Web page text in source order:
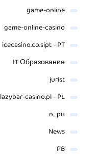
game-online
game-online-casino
icecasino.co.sipt - PT
IT Образование
jurist
lazybar-casino.pl - PL
n_pu
News
PB